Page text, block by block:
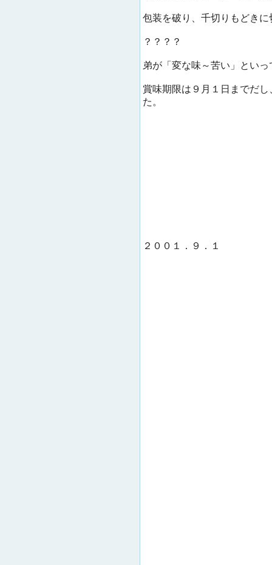
包装を破り、千切りもどき
？？？？
弟が「変な味～苦い」といっ
賞味期限は９月１日までだ
た。
２００１．９．１